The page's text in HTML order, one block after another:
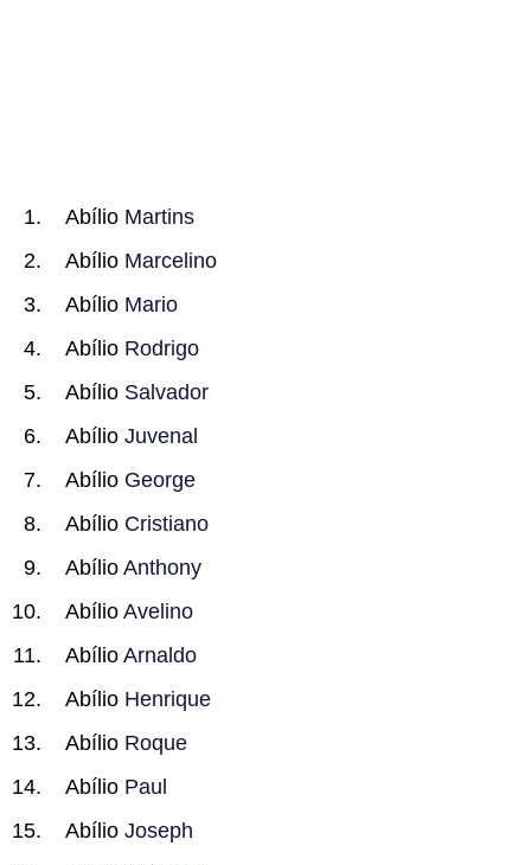
Abílio Martins
Abílio Marcelino
Abílio Mario
Abílio Rodrigo
Abílio Salvador
Abílio Juvenal
Abílio George
Abílio Cristiano
Abílio Anthony
Abílio Avelino
Abílio Arnaldo
Abílio Henrique
Abílio Roque
Abílio Paul
Abílio Joseph